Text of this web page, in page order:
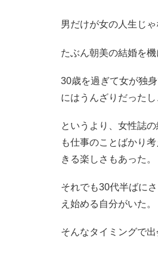
男だけが女の人生じゃ
たぶん朝美の結婚を
30歳を過ぎて女が独
にはうんざりだった
というより、女性誌
も仕事のことばかり
きる楽しさもあった。
それでも30代半ばに
え始める自分がいた。
そんなタイミングで出